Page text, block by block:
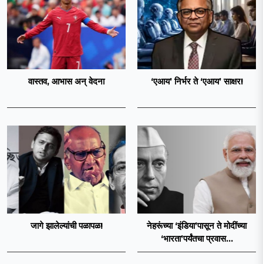
वास्तव, आभास अन् वेदना ‘एआय’ निर्भर ते ‘एआय’ साक्षर!
जागे झालेल्यांची पळापळ!
नेहरूंच्या ‘इंडिया’पासून ते मोदींच्या
‘भारता’पर्यंतचा प्रवास...